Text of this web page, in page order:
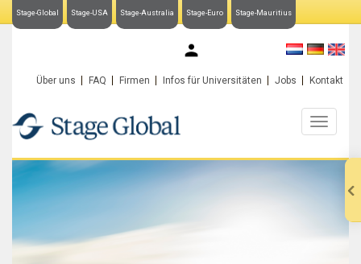
Stage-Global Stage-USA Stage-Australia Stage-Euro Stage-Mauritius
Über uns FAQ Firmen Infos für Universitäten Jobs Kontakt